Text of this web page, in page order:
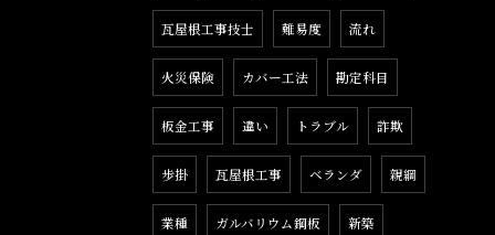
瓦屋根工事技士 難易度 流れ
火災保険 カバー工法 勘定科目
板金工事 違い トラブル 詐欺
歩掛 瓦屋根工事 ベランダ 親綱
業種 ガルバリウム鋼板 新築